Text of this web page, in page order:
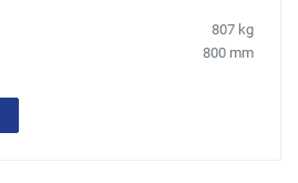
807 kg
800 mm